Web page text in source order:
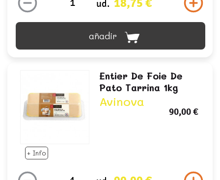
ud.
añadir
+ Info
Entier De Foie De
Pato Tarrina 1kg
Avinova
90,00 €